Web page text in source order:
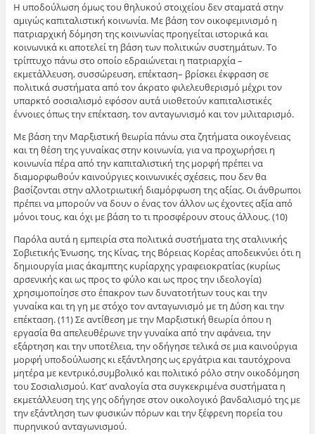
Η υποδούλωση όμως του θηλυκού στοιχείου δεν σταματά στην
αμιγώς καπιταλιστική κοινωνία. Με βάση τον οικοφεμινισμό η
πατριαρχική δόμηση της κοινωνίας προηγείται ιστορικά και
κοινωνικά κι αποτελεί τη βάση των πολιτικών συστημάτων. Το
τρίπτυχο πάνω στο οποίο εδραιώνεται η πατριαρχία –
εκμετάλλευση, συσσώρευση, επέκταση– βρίσκει έκφραση σε
πολιτικά συστήματα από τον άκρατο φιλελευθερισμό μέχρι τον
υπαρκτό σοσιαλισμό εφόσον αυτά υιοθετούν καπιταλιστικές
έννοιες όπως την επέκταση, τον ανταγωνισμό και τον μιλιταρισμό.
Με βάση την Μαρξιστική θεωρία πάνω στα ζητήματα οικογένειας
και τη θέση της γυναίκας στην κοινωνία, για να προχωρήσει η
κοινωνία πέρα από την καπιταλιστική της μορφή πρέπει να
διαμορφωθούν καινούργιες κοινωνικές σχέσεις, που δεν θα
βασίζονται στην αλλοτριωτική διαμόρφωση της αξίας. Οι άνθρωποι
πρέπει να μπορούν να δουν ο ένας τον άλλον ως έχοντες αξία από
μόνοι τους, και όχι με βάση το τι προσφέρουν στους άλλους. (10)
Παρόλα αυτά η εμπειρία στα πολιτικά συστήματα της σταλινικής
Σοβιετικής Ένωσης, της Κίνας, της Βόρειας Κορέας αποδεικνύει ότι η
δημιουργία μιας άκαμπτης κυρίαρχης γραφειοκρατίας (κυρίως
αρσενικής και ως προς το φύλο και ως προς την ιδεολογία)
χρησιμοποίησε στο έπακρον των δυνατοτήτων τους και την
γυναίκα και τη γη με στόχο τον ανταγωνισμό με τη Δύση και την
επέκταση. (11) Σε αντίθεση με την Μαρξιστική θεωρία όπου η
εργασία θα απελευθέρωνε την γυναίκα από την αφάνεια, την
εξάρτηση και την υποτέλεια, την οδήγησε τελικά σε μια καινούργια
μορφή υποδούλωσης κι εξάντλησης ως εργάτρια και ταυτόχρονα
μητέρα με κεντρικό,συμβολικό και πολιτικό ρόλο στην οικοδόμηση
του Σοσιαλισμού. Κατ’ αναλογία στα συγκεκριμένα συστήματα η
εκμετάλλευση της γης οδήγησε στον οικολογικό βανδαλισμό της με
την εξάντληση των φυσικών πόρων και την ξέφρενη πορεία του
πυρηνικού ανταγωνισμού.